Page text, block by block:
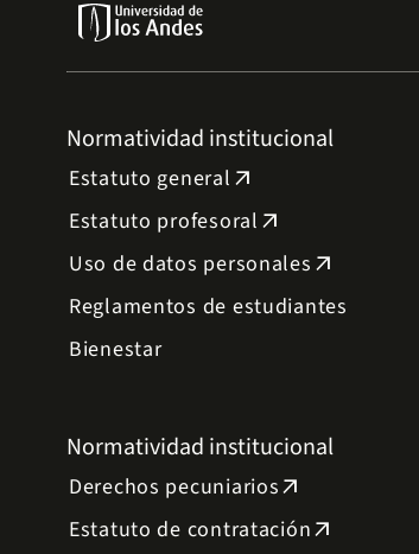
Normatividad institucional
Estatuto general arrow_outward
Estatuto profesoral arrow_outward
Uso de datos personales arrow_outward
Reglamentos de estudiantes
Bienestar
Normatividad institucional
Derechos pecuniariosarrow_outward
Estatuto de contrataciónarrow_outward